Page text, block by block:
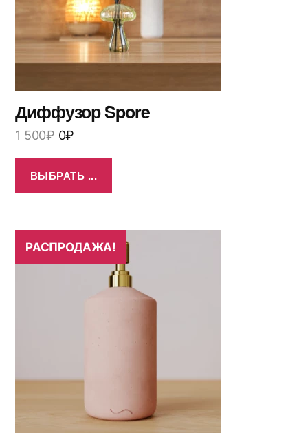
Диффузор Spore
1 500₽ 0₽
ВЫБРАТЬ ...
РАСПРОДАЖА!